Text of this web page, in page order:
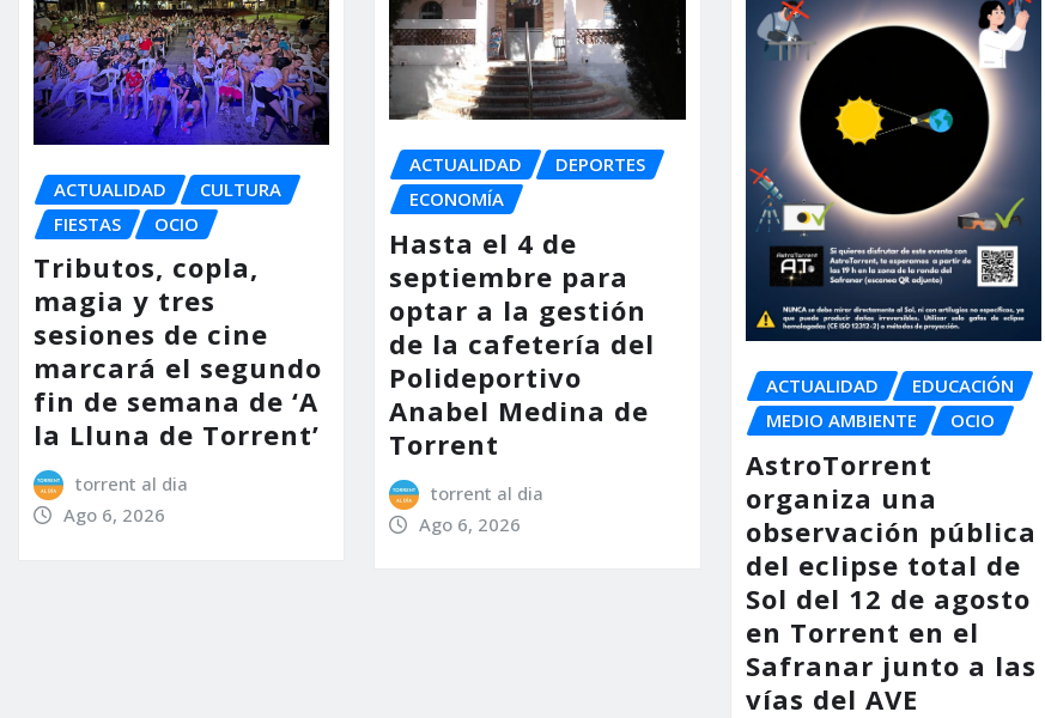
ACTUALIDAD
CULTURA
FIESTAS
OCIO
Tributos, copla,
magia y tres
sesiones de cine
marcará el segundo
fin de semana de ‘A
la Lluna de Torrent’
torrent al dia
Ago 6, 2026
ACTUALIDAD
DEPORTES
ECONOMÍA
Hasta el 4 de
septiembre para
optar a la gestión
de la cafetería del
Polideportivo
Anabel Medina de
Torrent
torrent al dia
Ago 6, 2026
ACTUALIDAD
EDUCACIÓN
MEDIO AMBIENTE
OCIO
AstroTorrent
organiza una
observación pública
del eclipse total de
Sol del 12 de agosto
en Torrent en el
Safranar junto a las
vías del AVE